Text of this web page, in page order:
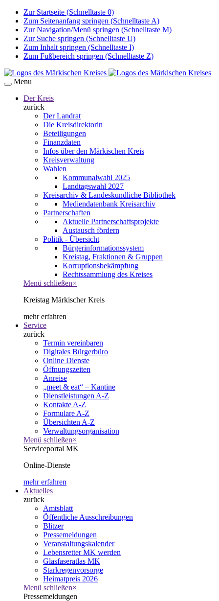
Zur Startseite (Schnelltaste 0)
Zum Seitenanfang springen (Schnelltaste A)
Zur Navigation/Menü springen (Schnelltaste M)
Zur Suche springen (Schnelltaste U)
Zum Inhalt springen (Schnelltaste I)
Zum Fußbereich springen (Schnelltaste Z)
Menu
Der Kreis
zurück
Der Landrat
Die Kreisdirektorin
Beteiligungen
Finanzdaten
Infos über den Märkischen Kreis
Kreisverwaltung
Wahlen
Kommunalwahl 2025
Landtagswahl 2027
Kreisarchiv & Landeskundliche Bibliothek
Mediendatenbank Kreisarchiv
Partnerschaften
Aktuelle Partnerschaftsprojekte
Austausch fördern
Politik - Übersicht
Bürgerinformationssystem
Kreistag, Fraktionen & Gruppen
Korruptionsbekämpfung
Rechtssammlung des Kreises
Menü schließen×
Kreistag Märkischer Kreis
mehr erfahren
Service
zurück
Termin vereinbaren
Digitales Bürgerbüro
Online Dienste
Öffnungszeiten
Anreise
„meet & eat“ – Kantine
Dienstleistungen A-Z
Kontakte A-Z
Formulare A-Z
Übersichten A-Z
Verwaltungsorganisation
Menü schließen×
Serviceportal MK
Online-Dienste
mehr erfahren
Aktuelles
zurück
Amtsblatt
Öffentliche Ausschreibungen
Blitzer
Pressemeldungen
Veranstaltungskalender
Lebensretter MK werden
Glasfaseratlas MK
Starkregenvorsorge
Heimatpreis 2026
Menü schließen×
Pressemeldungen